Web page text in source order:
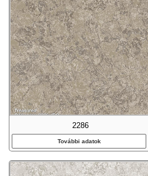
2286
További adatok